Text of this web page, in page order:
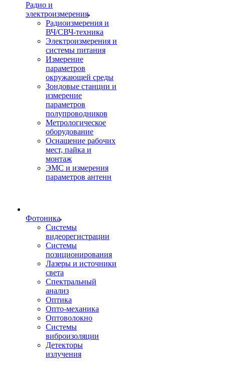
Радио и
электроизмерения
Радиоизмерения и
ВЧ/СВЧ-техника
Электроизмерения и
системы питания
Измерение
параметров
окружающей среды
Зондовые станции и
измерение
параметров
полупроводников
Метрологическое
оборудование
Оснащение рабочих
мест, пайка и
монтаж
ЭМС и измерения
параметров антенн
Фотоника
Cистемы
видеорегистрации
Системы
позиционирования
Лазеры и источники
света
Спектральный
анализ
Оптика
Опто-механика
Оптоволокно
Системы
виброизоляции
Детекторы
излучения